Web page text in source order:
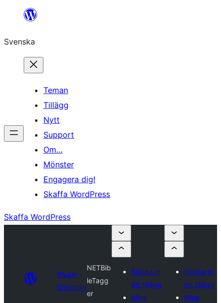
Hoppa
innehåll
Svenska
Teman
Tillägg
Nytt
Support
Om…
Mönster
Engagera dig!
Skaffa WordPress
Skaffa WordPress
Plugin
Directory
NETBib
leTagg
er
Skicka in
ett tillägg
Mina
Skicka in
ett tillägg
Mina